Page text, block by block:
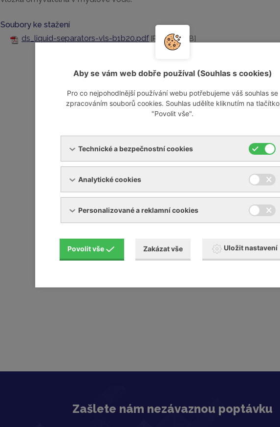
Soubory ke stažení
ds_liquid-separators-vls-b1b20.pdf [PDF, 1,03 MB]
Zašlete nám nezávaznou poptávku
Aby se vám web dobře používal (Souhlas s cookies)
Pro co nejpohodlnější používání webu potřebujeme váš souhlas se
zpracováním souborů cookies. Souhlas udělíte kliknutím na tlačítko
"Povolit vše".
Technické a bezpečnostní cookies
Analytické cookies
Personalizované a reklamní cookies
Povolit vše Zakázat vše Uložit nastavení